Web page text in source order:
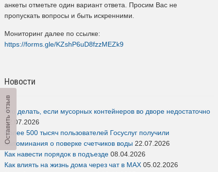
анкеты отметьте один вариант ответа. Просим Вас не
пропускать вопросы и быть искренними.
Мониторинг далее по ссылке:
https://forms.gle/KZshP6uD8fzzMEZk9
Новости
Что делать, если мусорных контейнеров во дворе недостаточно
22.07.2026
Более 500 тысяч пользователей Госуслуг получили
напоминания о поверке счетчиков воды 22.07.2026
Как навести порядок в подъезде 08.04.2026
Как влиять на жизнь дома через чат в MAX 05.02.2026
Оставить отзыв